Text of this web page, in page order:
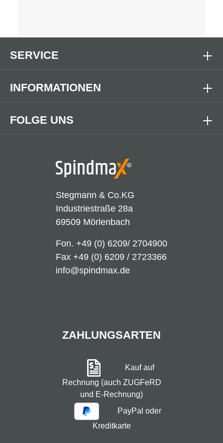
Stegmann & Co.KG
Industriestraße 28a
69509 Mörlenbach
Fon. +49 (0) 6209/ 2704900
Fax +49 (0) 6209 / 2723366
info@spindmax.de
FOLGE UNS
SERVICE
INFORMATIONEN
ZAHLUNGSARTEN
Kauf auf
Rechnung (auch ZUGFeRD
und E-Rechnung)
PayPal oder
Kreditkarte